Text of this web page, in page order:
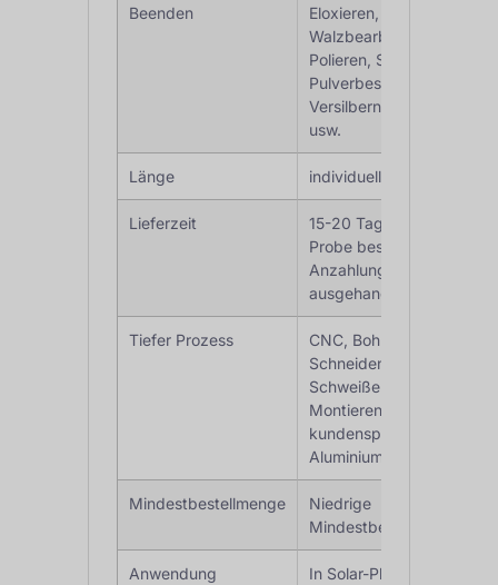
Beenden
Eloxieren,
Walzbearbeitung,
Polieren, Schleifen,
Pulverbeschichten,
Versilbern, Bürsten
usw.
Länge individuelle Länge
Lieferzeit
15-20 Tage nach
Probe bestätigt &
Anzahlung, oder
ausgehandelt
Tiefer Prozess
CNC, Bohren, Fräsen,
Schneiden, Stanzen,
Schweißen, Biegen,
Montieren,
kundenspezifische
Aluminiumfertigung
Mindestbestellmenge
Niedrige
Mindestbestellmenge
Anwendung In Solar-Photovoltaik-